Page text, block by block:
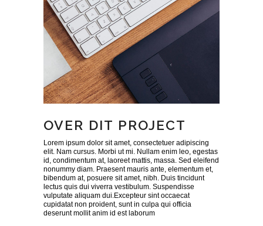
OVER DIT PROJECT
Lorem ipsum dolor sit amet, consectetuer adipiscing
elit. Nam cursus. Morbi ut mi. Nullam enim leo, egestas
id, condimentum at, laoreet mattis, massa. Sed eleifend
nonummy diam. Praesent mauris ante, elementum et,
bibendum at, posuere sit amet, nibh. Duis tincidunt
lectus quis dui viverra vestibulum. Suspendisse
vulputate aliquam dui.Excepteur sint occaecat
cupidatat non proident, sunt in culpa qui officia
deserunt mollit anim id est laborum